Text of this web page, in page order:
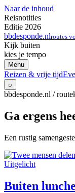
Naar de inhoud
Reisnotities
Editie 2026
bbdesponde.nlroutes
Kijk buiten
kies je tempo
Menu
Reizen & vrije tijd
⌕
bbdesponde.nl /
Ga ergens
Een rustig
Uitgelicht
Buiten